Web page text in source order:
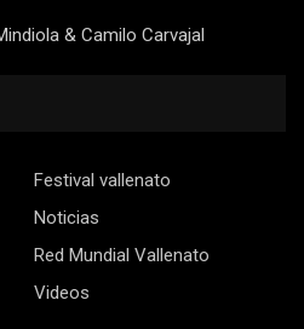
& Camilo Carvajal
Festival vallenato
Noticias
Red Mundial Vallenato
Videos